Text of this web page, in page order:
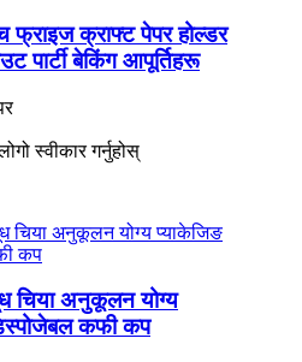
फ्राइज क्राफ्ट पेपर होल्डर
बेकिंग आपूर्तिहरू
स्वीकार गर्नुहोस्
चिया अनुकूलन योग्य
कफी कप